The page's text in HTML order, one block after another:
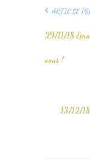
ARTICLE
29/11/18
vous !
13/12/